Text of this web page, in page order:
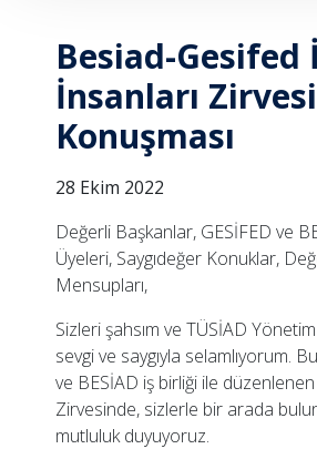
Besiad-Gesifed
İnsanları Zirvesi
Konuşması
28 Ekim 2022
Değerli Başkanlar, GESİFED ve
Üyeleri, Saygıdeğer Konuklar,
Mensupları,
Sizleri şahsım ve TÜSİAD
sevgi ve saygıyla selamlıyorum.
ve BESİAD iş birliği ile düzenlenen
Zirvesinde, sizlerle bir arada
mutluluk duyuyoruz.